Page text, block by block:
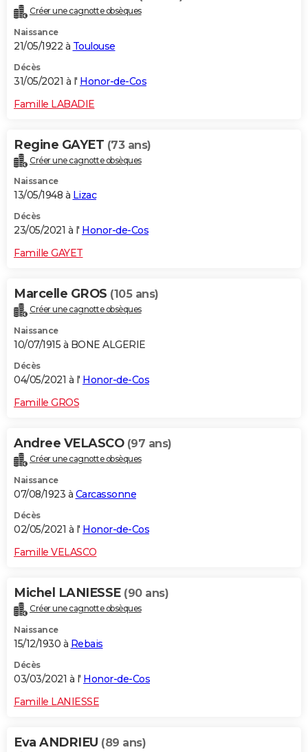
Créer une cagnotte obsèques
Naissance
21/05/1922 à Toulouse
Décès
31/05/2021 à l' Honor-de-Cos
Famille LABADIE
Regine GAYET (73 ans)
Créer une cagnotte obsèques
Naissance
13/05/1948 à Lizac
Décès
23/05/2021 à l' Honor-de-Cos
Famille GAYET
Marcelle GROS (105 ans)
Créer une cagnotte obsèques
Naissance
10/07/1915 à BONE ALGERIE
Décès
04/05/2021 à l' Honor-de-Cos
Famille GROS
Andree VELASCO (97 ans)
Créer une cagnotte obsèques
Naissance
07/08/1923 à Carcassonne
Décès
02/05/2021 à l' Honor-de-Cos
Famille VELASCO
Michel LANIESSE (90 ans)
Créer une cagnotte obsèques
Naissance
15/12/1930 à Rebais
Décès
03/03/2021 à l' Honor-de-Cos
Famille LANIESSE
Eva ANDRIEU (89 ans)